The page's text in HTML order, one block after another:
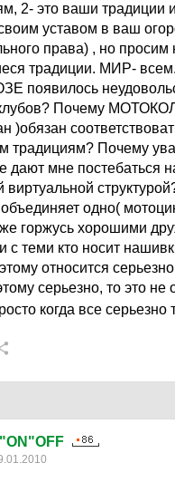
2- это ваши традиции
уставом в ваш
права) , но просим
традиции. МИР-
появилось
Почему
)обязан
традициям? Почему
дают мне постебаться
виртуальной
объединяет одно(
горжусь хорошими
с теми кто носит
относится
серьезно, то это не
когда все серьезно